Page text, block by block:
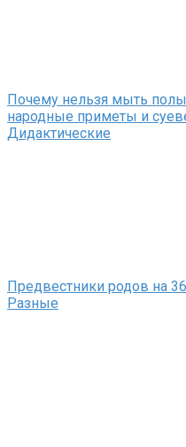
Почему нельзя мыть
народные приметы и
Дидактические
Предвестники родов на
Разные